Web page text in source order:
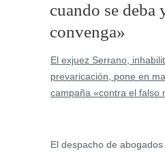
cuando se deba
convenga»
El exjuez Serrano,
prevaricación, pone en
campaña «contra el falso
El despacho de